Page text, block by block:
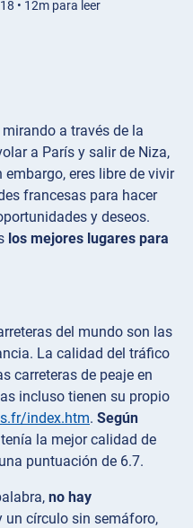
• 12m para leer
a través de la
a París y salir de Niza,
eres libre de vivir
francesas para hacer
y deseos.
los mejores lugares para
del mundo son las
La calidad del tráfico
carreteras de peaje en
incluso tienen su propio
index.htm. Según
la mejor calidad de
puntuación de 6.7.
no hay
un círculo sin semáforo,